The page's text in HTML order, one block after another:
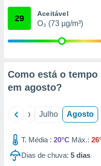
através
1199
29 Aceitável
O₃ (73 µg/m³)
Como está o tempo
em agosto?
Junho Julho Agosto
T. Média : 20°C Máx.:
Dias de chuva: 5 dias